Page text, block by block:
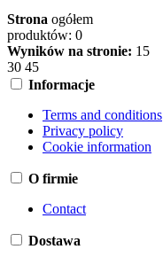
Strona ogółem
produktów: 0
Wyników na stronie: 15
30 45
Informacje
Terms and conditions
Privacy policy
Cookie information
O firmie
Contact
Dostawa